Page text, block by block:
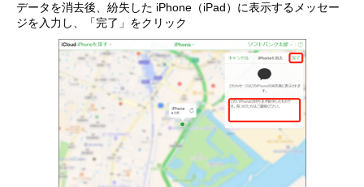
データを消去後、紛失した iPhone（iPad）に表示するメッセー
ジを入力し、「完了」をクリック